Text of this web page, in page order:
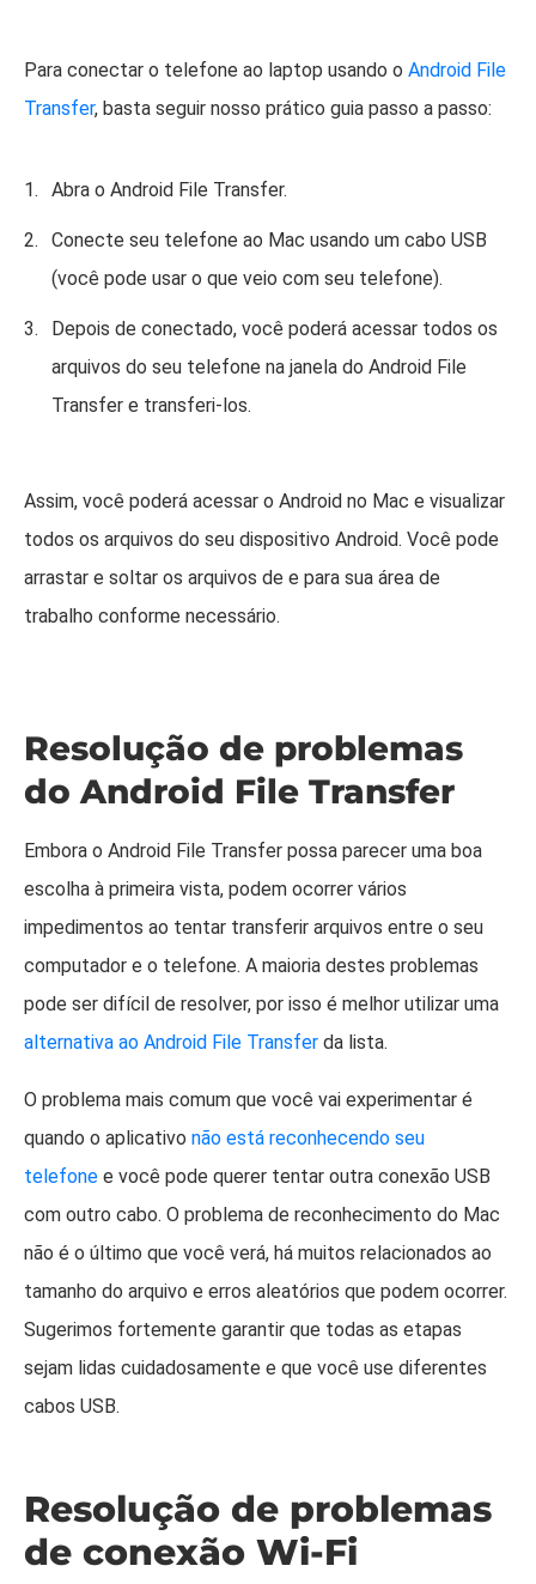
Para conectar o telefone ao laptop usando o Android File
Transfer, basta seguir nosso prático guia passo a passo:
Abra o Android File Transfer.
Conecte seu telefone ao Mac usando um cabo USB
(você pode usar o que veio com seu telefone).
Depois de conectado, você poderá acessar todos os
arquivos do seu telefone na janela do Android File
Transfer e transferi-los.
Assim, você poderá acessar o Android no Mac e visualizar
todos os arquivos do seu dispositivo Android. Você pode
arrastar e soltar os arquivos de e para sua área de
trabalho conforme necessário.
Resolução de problemas
do Android File Transfer
Embora o Android File Transfer possa parecer uma boa
escolha à primeira vista, podem ocorrer vários
impedimentos ao tentar transferir arquivos entre o seu
computador e o telefone. A maioria destes problemas
pode ser difícil de resolver, por isso é melhor utilizar uma
alternativa ao Android File Transfer da lista.
O problema mais comum que você vai experimentar é
quando o aplicativo não está reconhecendo seu
telefone e você pode querer tentar outra conexão USB
com outro cabo. O problema de reconhecimento do Mac
não é o último que você verá, há muitos relacionados ao
tamanho do arquivo e erros aleatórios que podem ocorrer.
Sugerimos fortemente garantir que todas as etapas
sejam lidas cuidadosamente e que você use diferentes
cabos USB.
Resolução de problemas
de conexão Wi-Fi